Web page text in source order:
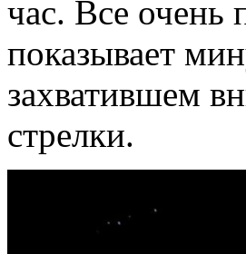
час. Все
показывает
захватившем
стрелки.